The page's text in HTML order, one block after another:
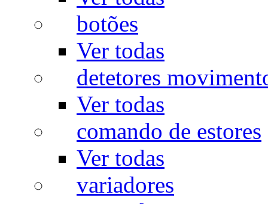
botões
Ver todas
detetores
Ver todas
comando de estores
Ver todas
variadores